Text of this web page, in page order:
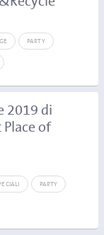
PARTY
2019 di
Place of
PARTY